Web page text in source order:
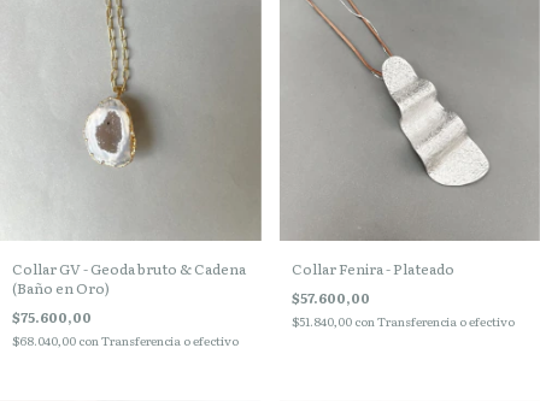
Collar GV - Geoda bruto & Cadena
(Baño en Oro)
$75.600,00
$68.040,00 con Transferencia o efectivo
Collar Fenira - Plateado
$57.600,00
$51.840,00 con Transferencia o efectivo